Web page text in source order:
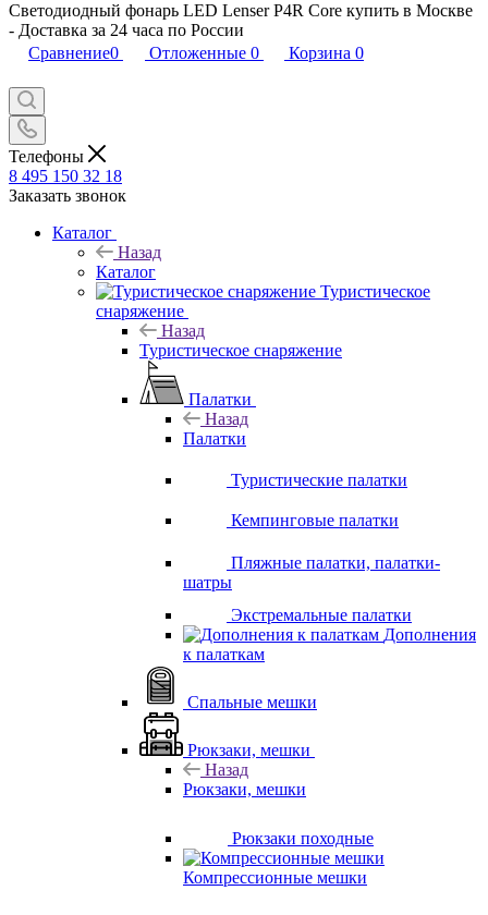
Светодиодный фонарь LED Lenser P4R Core купить в Москве
- Доставка за 24 часа по России
Сравнение0 Отложенные 0 Корзина 0
Телефоны
8 495 150 32 18
Заказать звонок
Каталог
Назад
Каталог
Туристическое
снаряжение
Назад
Туристическое снаряжение
Палатки
Назад
Палатки
Туристические палатки
Кемпинговые палатки
Пляжные палатки, палатки-
шатры
Экстремальные палатки
Дополнения
к палаткам
Спальные мешки
Рюкзаки, мешки
Назад
Рюкзаки, мешки
Рюкзаки походные
Компрессионные мешки